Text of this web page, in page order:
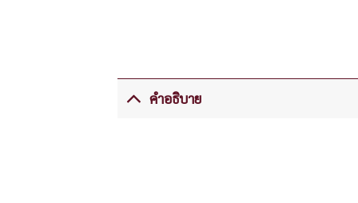
คำอธิบาย